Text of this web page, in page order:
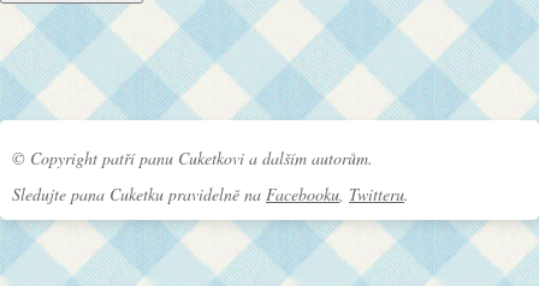
© Copyright patří panu Cuketkovi a dalším autorům.
Sledujte pana Cuketku pravidelně na Facebooku, Twitteru.